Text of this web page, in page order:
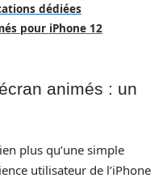
dédiées
pour iPhone 12
animés : un
plus qu’une simple
utilisateur de l’iPhone